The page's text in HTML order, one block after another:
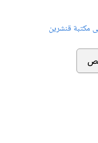
مكتبة قنشرين